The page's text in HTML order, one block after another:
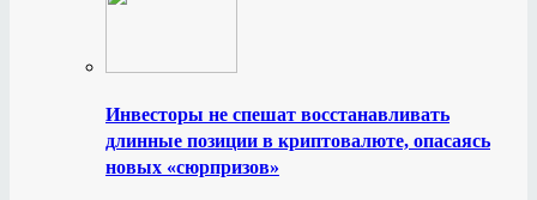
Инвесторы не спешат восстанавливать
длинные позиции в криптовалюте, опасаясь
новых «сюрпризов»